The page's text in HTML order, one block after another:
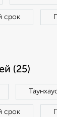
срок
(25)
срок